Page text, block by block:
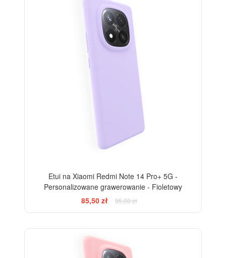
Etui na Xiaomi Redmi Note 14 Pro+ 5G -
Personalizowane grawerowanie - Fioletowy
85,50 zł
95,00 zł